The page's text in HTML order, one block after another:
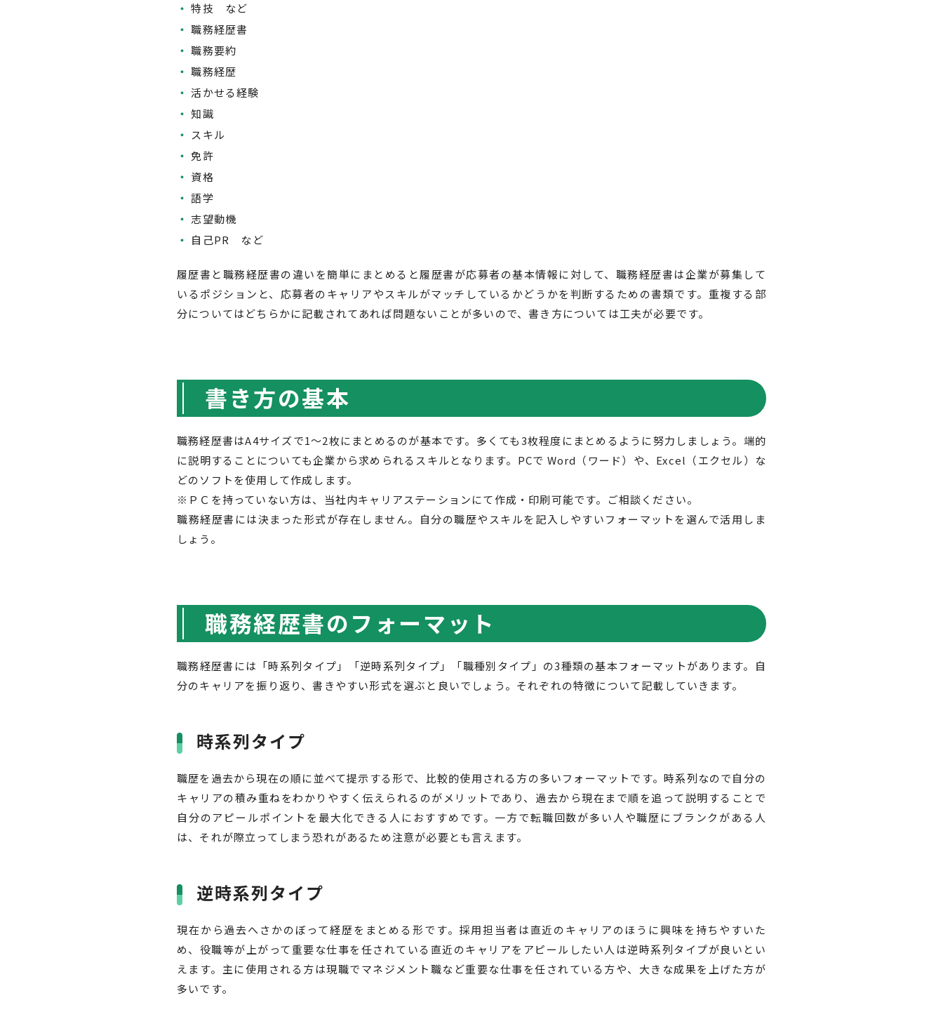
特技 など
職務経歴書
職務要約
職務経歴
活かせる経験
知識
スキル
免許
資格
語学
志望動機
自己PR など
履歴書と職務経歴書の違いを簡単にまとめると履歴書が応募者の基本情報に対して、職務経歴書は企業が募集して
いるポジションと、応募者のキャリアやスキルがマッチしているかどうかを判断するための書類です。重複する部
分についてはどちらかに記載されてあれば問題ないことが多いので、書き方については工夫が必要です。
書き方の基本
職務経歴書はA4サイズで1～2枚にまとめるのが基本です。多くても3枚程度にまとめるように努力しましょう。端的
に説明することについても企業から求められるスキルとなります。PCで Word（ワード）や、Excel（エクセル）な
どのソフトを使用して作成します。
※ＰＣを持っていない方は、当社内キャリアステーションにて作成・印刷可能です。ご相談ください。
職務経歴書には決まった形式が存在しません。自分の職歴やスキルを記入しやすいフォーマットを選んで活用しま
しょう。
職務経歴書のフォーマット
職務経歴書には「時系列タイプ」「逆時系列タイプ」「職種別タイプ」の3種類の基本フォーマットがあります。自
分のキャリアを振り返り、書きやすい形式を選ぶと良いでしょう。それぞれの特徴について記載していきます。
時系列タイプ
職歴を過去から現在の順に並べて提示する形で、比較的使用される方の多いフォーマットです。時系列なので自分の
キャリアの積み重ねをわかりやすく伝えられるのがメリットであり、過去から現在まで順を追って説明することで
自分のアピールポイントを最大化できる人におすすめです。一方で転職回数が多い人や職歴にブランクがある人
は、それが際立ってしまう恐れがあるため注意が必要とも言えます。
逆時系列タイプ
現在から過去へさかのぼって経歴をまとめる形です。採用担当者は直近のキャリアのほうに興味を持ちやすいた
め、役職等が上がって重要な仕事を任されている直近のキャリアをアピールしたい人は逆時系列タイプが良いとい
えます。主に使用される方は現職でマネジメント職など重要な仕事を任されている方や、大きな成果を上げた方が
多いです。